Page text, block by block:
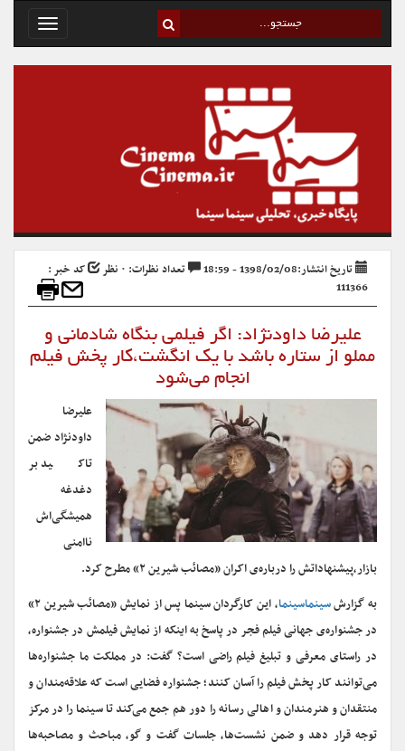
Toggle
تاریخ انتشار:1398/02/08 - 18:59 تعداد نظرات: ۰ نظر
کد خبر :
111366
علیرضا داودنژاد: اگر فیلمی بنگاه شادمانی و
مملو از ستاره‌ باشد با یک انگشت،کار پخش فیلم
انجام می‌شود
علیرضا
داودنژاد ضمن
تاکید بر
دغدغه‌
همیشگی‌اش
ناامنی
بازار،پیشنهاداتش را درباره‌ی اکران «مصائب شیرین ۲» مطرح کرد.
به گزارشسینماسینما
، این کارگردان سینما پس از نمایش «مصائب شیرین ۲»
در جشنواره‌ی جهانی فیلم فجر در پاسخ به اینکه از نمایش فیلمش در جشنواره،
در راستای معرفی و تبلیغ فیلم راضی است؟ گفت: در مملکت ما جشنواره‌ها
می‌توانند کار پخش فیلم را آسان کنند؛ جشنواره فضایی است که علاقه‌مندان و
منتقدان و هنرمندان و اهالی رسانه را دور هم جمع می‌کند تا سینما را در مرکز
توجه قرار دهد و ضمن نشست‌ها، جلسات گفت و گو، مباحث‌ و مصاحبه‌ها